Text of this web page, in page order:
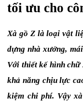
tối ưu cho
Xà gồ Z là loại vật
dựng nhà xưởng,
Với thiết kế hình chữ
khả năng chịu lực
kiệm chi phí. Vậy